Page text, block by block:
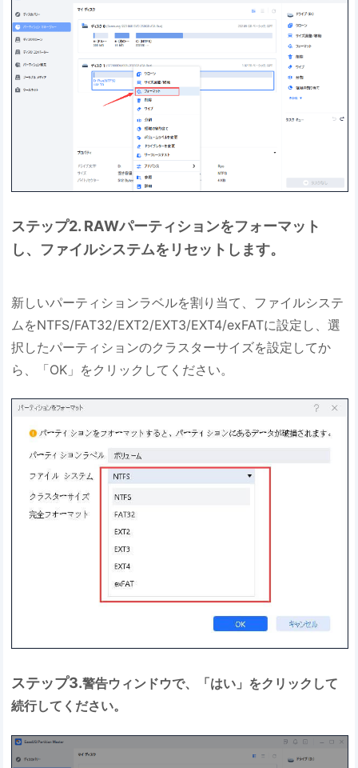
ステップ2. RAWパーティションをフォーマット
し、ファイルシステムをリセットします。
新しいパーティションラベルを割り当て、ファイルシステ
ムをNTFS/FAT32/EXT2/EXT3/EXT4/exFATに設定し、選
択したパーティションのクラスターサイズを設定してか
ら、「OK」をクリックしてください。
ステップ3.警告ウィンドウで、「はい」をクリックして
続行してください。